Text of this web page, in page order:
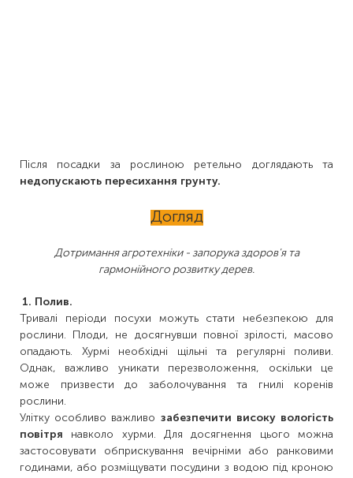
Після посадки за рослиною ретельно доглядають та
недопускають пересихання грунту.
Догляд
Дотримання агротехніки - запорука здоров'я та
гармонійного розвитку дерев.
1. Полив.
Тривалі періоди посухи можуть стати небезпекою для
рослини. Плоди, не досягнувши повної зрілості, масово
опадають. Хурмі необхідні щільні та регулярні поливи.
Однак, важливо уникати перезволоження, оскільки це
може призвести до заболочування та гнилі коренів
рослини.
Улітку особливо важливо забезпечити високу вологість
повітря навколо хурми. Для досягнення цього можна
застосовувати обприскування вечірніми або ранковими
годинами, або розміщувати посудини з водою під кроною